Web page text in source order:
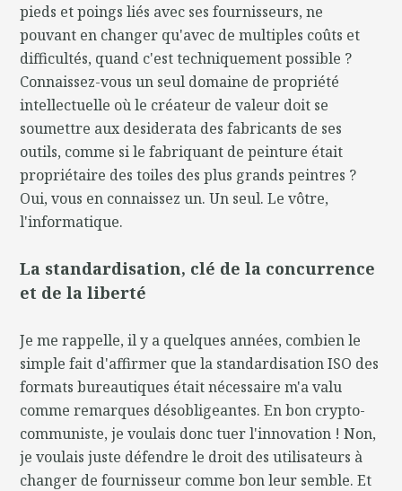
pieds et poings liés avec ses fournisseurs, ne
pouvant en changer qu'avec de multiples coûts et
difficultés, quand c'est techniquement possible ?
Connaissez-vous un seul domaine de propriété
intellectuelle où le créateur de valeur doit se
soumettre aux desiderata des fabricants de ses
outils, comme si le fabriquant de peinture était
propriétaire des toiles des plus grands peintres ?
Oui, vous en connaissez un. Un seul. Le vôtre,
l'informatique.
La standardisation, clé de la concurrence
et de la liberté
Je me rappelle, il y a quelques années, combien le
simple fait d'affirmer que la standardisation ISO des
formats bureautiques était nécessaire m'a valu
comme remarques désobligeantes. En bon crypto-
communiste, je voulais donc tuer l'innovation ! Non,
je voulais juste défendre le droit des utilisateurs à
changer de fournisseur comme bon leur semble. Et